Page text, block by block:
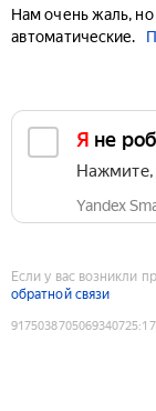
Нам очень жаль,
автоматические.
Я не
Нажмите,
Yandex
Если у вас возникли
обратной связи
9175038705069340725: